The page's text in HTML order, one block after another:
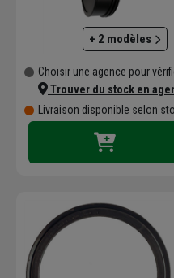
alternative résistante aux
traditionnels.
Découvrez l'étendue des
permettront de réaliser vos
d'infrastructures en toute
des produits qui garantissent
performance des installations.
+ 2 modèles
Choisir une agence pour
Trouver du stock en
Livraison disponible selon